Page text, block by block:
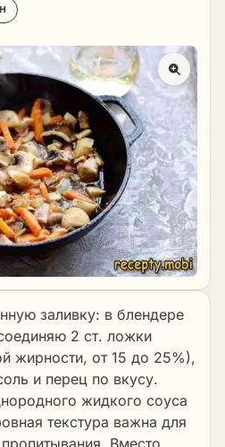
заливку: в блендере
2 ст. ложки
жирности, от 15 до 25%),
и перец по вкусу.
жидкого соуса
текстура важна для